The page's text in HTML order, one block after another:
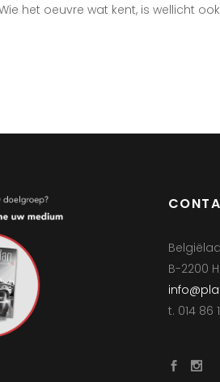
het oeuvre wat kent, is wellicht
B-2200
t. 014 86